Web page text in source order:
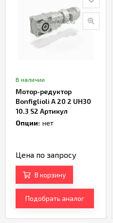
В наличии
Мотор-редуктор
Bonfiglioli A 20 2 UH30
10.3 S2 Артикул
TH232964
Опции: нет
Цена по запросу
В корзину
Подобрать аналог